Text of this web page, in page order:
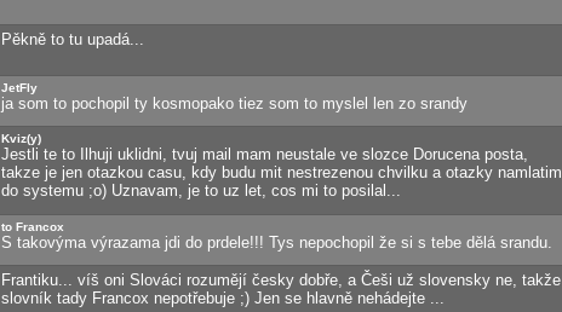
Pěkně to tu upadá...
JetFly
ja som to pochopil ty kosmopako tiez som to myslel len zo srandy
Kviz(y)
Jestli te to Ilhuji uklidni, tvuj mail mam neustale ve slozce Dorucena posta,
takze je jen otazkou casu, kdy budu mit nestrezenou chvilku a otazky namlatim
do systemu ;o) Uznavam, je to uz let, cos mi to posilal...
to Francox
S takovýma výrazama jdi do prdele!!! Tys nepochopil že si s tebe dělá srandu.
Frantiku... víš oni Slováci rozumějí česky dobře, a Češi už slovensky ne, takže
slovník tady Francox nepotřebuje ;) Jen se hlavně nehádejte ...